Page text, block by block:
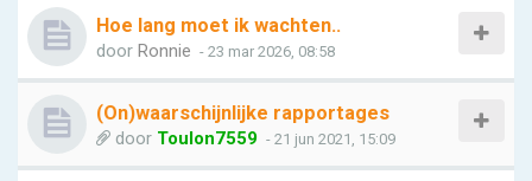
Hoe lang moet ik wachten..
door Ronnie - 23 mar 2026, 08:58
(On)waarschijnlijke rapportages
door Toulon7559 - 21 jun 2021, 15:09